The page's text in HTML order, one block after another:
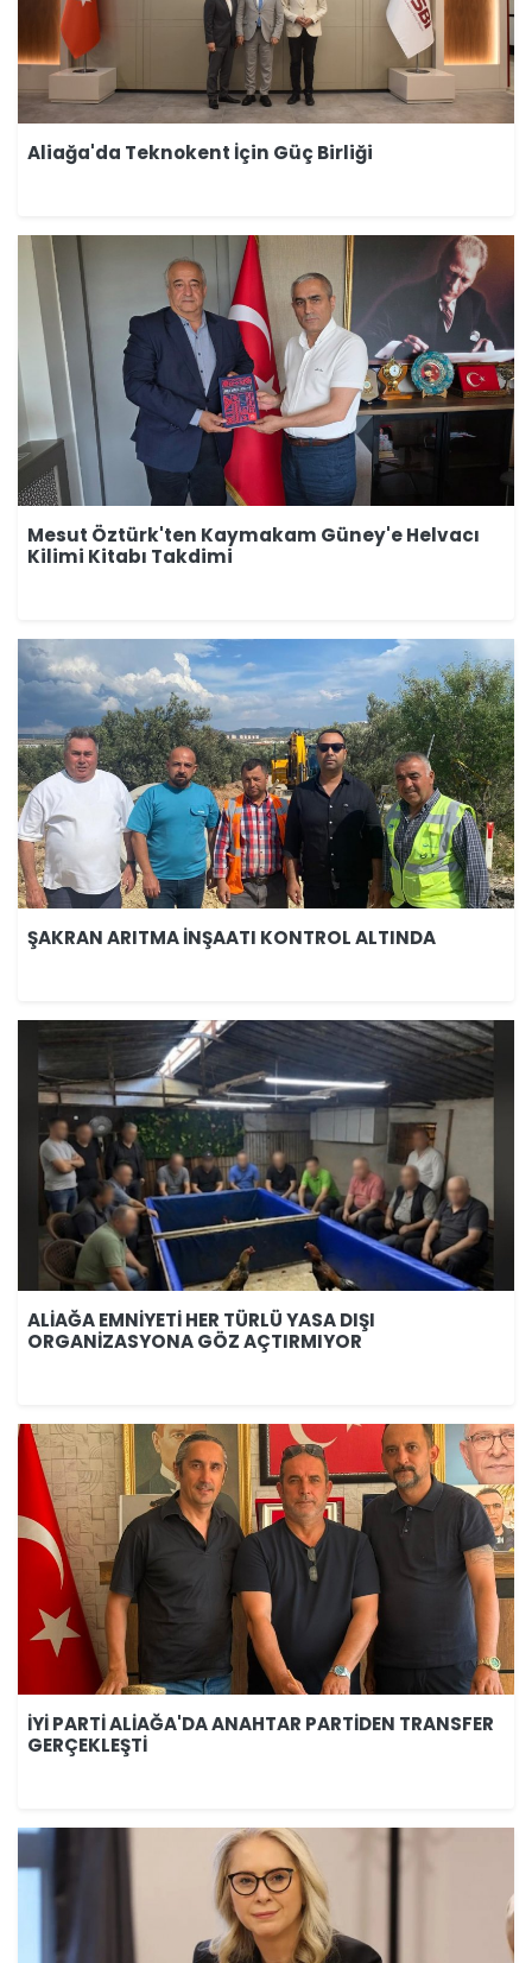
Aliağa'da Teknokent İçin Güç Birliği
Mesut Öztürk'ten Kaymakam Güney'e Helvacı
Kilimi Kitabı Takdimi
ŞAKRAN ARITMA İNŞAATI KONTROL ALTINDA
ALİAĞA EMNİYETİ HER TÜRLÜ YASA DIŞI
ORGANİZASYONA GÖZ AÇTIRMIYOR
İYİ PARTİ ALİAĞA'DA ANAHTAR PARTİDEN TRANSFER
GERÇEKLEŞTİ